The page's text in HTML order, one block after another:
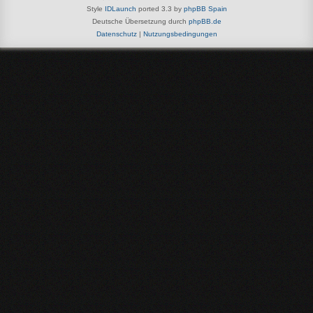
Style IDLaunch ported 3.3 by phpBB Spain
Deutsche Übersetzung durch phpBB.de
Datenschutz| Nutzungsbedingungen